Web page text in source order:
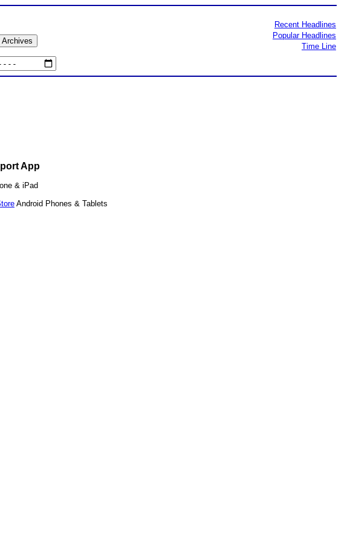
Recent Headlines
Popular Headlines
Time Line
App
& iPad
Android Phones & Tablets